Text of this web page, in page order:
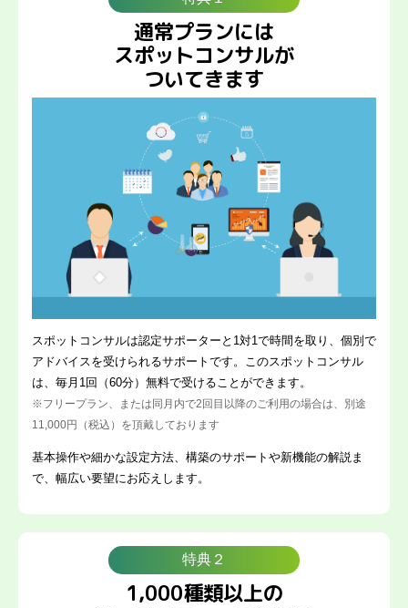
通常プランには
スポットコンサルが
ついてきます
スポットコンサルは認定サポーターと1対1で時間を取り、個別で
アドバイスを受けられるサポートです。このスポットコンサル
は、毎月1回（60分）無料で受けることができます。
※フリープラン、または同月内で2回目以降のご利用の場合は、別途
11,000円（税込）を頂戴しております
基本操作や細かな設定方法、構築のサポートや新機能の解説ま
で、幅広い要望にお応えします。
特典２
1,000種類以上の